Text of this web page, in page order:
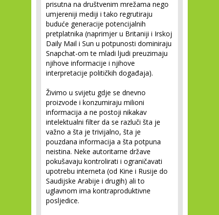
prisutna na društvenim mrežama nego
umjereniji mediji i tako regrutiraju
buduće generacije potencijalnih
pretplatnika (naprimjer u Britaniji i Irskoj
Daily Mail i Sun u potpunosti dominiraju
Snapchat-om te mladi ljudi preuzimaju
njihove informacije i njihove
interpretacije političkih događaja).
Živimo u svijetu gdje se dnevno
proizvode i konzumiraju milioni
informacija a ne postoji nikakav
intelektualni filter da se razluči šta je
važno a šta je trivijalno, šta je
pouzdana informacija a šta potpuna
neistina. Neke autoritarne države
pokušavaju kontrolirati i ograničavati
upotrebu interneta (od Kine i Rusije do
Saudijske Arabije i drugih) ali to
uglavnom ima kontraproduktivne
posljedice.